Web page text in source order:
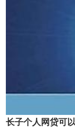
长子个人网贷可